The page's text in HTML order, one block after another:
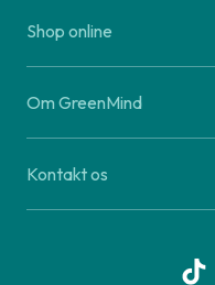
Shop online
Om GreenMind
Kontakt os